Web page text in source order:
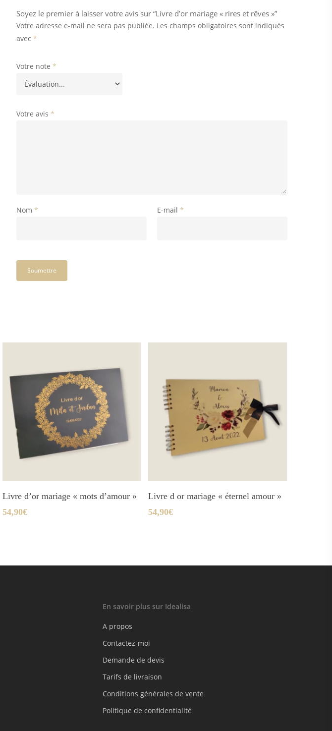
Soyez le premier à laisser votre avis sur “Livre d’or mariage « rires et rêves »”
Votre adresse e-mail ne sera pas publiée. Les champs obligatoires sont indiqués
avec *
Votre note *
Votre avis *
Nom * E-mail*
Ajouter Au Panier
Livre d’or mariage « mots d’amour »
54,90€
Ajouter Au Panier
Livre d or mariage « éternel amour »
54,90€
En savoir plus sur Idealisa
A propos
Contactez-moi
Demande de devis
Tarifs de livraison
Conditions générales de vente
Politique de confidentialité